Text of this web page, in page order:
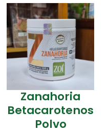
Zanahoria
Betacarotenos
Polvo